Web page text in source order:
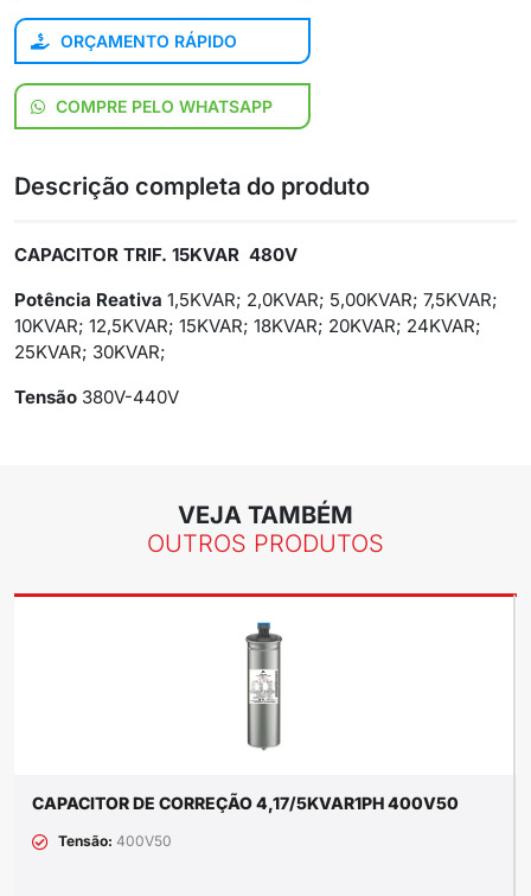
ORÇAMENTO RÁPIDO
COMPRE PELO WHATSAPP
Descrição completa do produto
CAPACITOR TRIF. 15KVAR 480V
Potência Reativa 1,5KVAR; 2,0KVAR; 5,00KVAR; 7,5KVAR;
10KVAR; 12,5KVAR; 15KVAR; 18KVAR; 20KVAR; 24KVAR;
25KVAR; 30KVAR;
Tensão 380V-440V
VEJA TAMBÉM
OUTROS PRODUTOS
CAPACITOR DE CORREÇÃO 4,17/5KVAR1PH 400V50
Tensão: 400V50